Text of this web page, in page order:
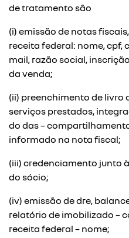
de tratamento são
(i) emissão de notas
receita federal: nome, cpf,
mail, razão social,
da venda;
(ii) preenchimento de livro
serviços prestados,
do das –
informado na nota fiscal;
(iii) credenciamento junto
do sócio;
(iv) emissão de dre,
relatório de imobilizado –
receita federal – nome;